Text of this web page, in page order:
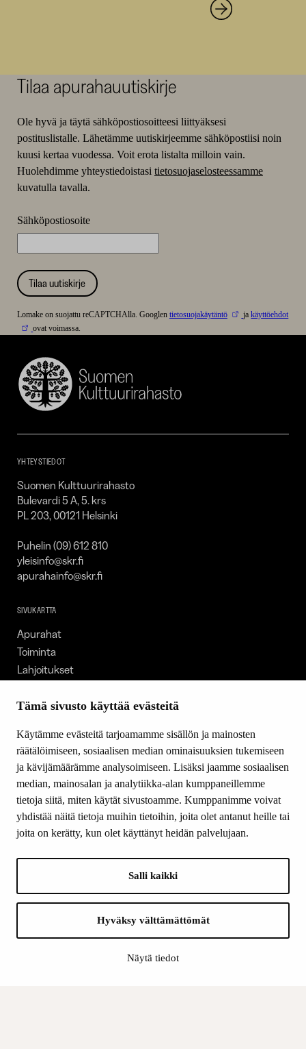
Tämä sivusto käyttää evästeitä
Käytämme evästeitä tarjoamamme sisällön ja mainosten
räätälöimiseen, sosiaalisen median ominaisuuksien tukemiseen
ja kävijämäärämme analysoimiseen. Lisäksi jaamme sosiaalisen
median, mainosalan ja analytiikka-alan kumppaneillemme
tietoja siitä, miten käytät sivustoamme. Kumppanimme voivat
yhdistää näitä tietoja muihin tietoihin, joita olet antanut heille tai
joita on kerätty, kun olet käyttänyt heidän palvelujaan.
Salli kaikki
Hyväksy välttämättömät
Näytä tiedot
Tilaa apurahauutiskirje
Ole hyvä ja täytä sähköpostiosoitteesi liittyäksesi
postituslistalle. Lähetämme uutiskirjeemme sähköpostiisi noin
kuusi kertaa vuodessa. Voit erota listalta milloin vain.
Huolehdimme yhteystiedoistasi tietosuojaselosteessamme
kuvatulla tavalla.
Sähköpostiosoite
Tilaa uutiskirje
Lomake on suojattu reCAPTCHAlla. Googlen tietosuojakäytäntö jakäyttöehdot
ovat voimassa.
Suomen
Kulttuurirahasto
YHTEYSTIEDOT
Suomen Kulttuurirahasto
Bulevardi 5 A, 5. krs
PL 203, 00121 Helsinki
Puhelin (09) 612 810
yleisinfo@skr.fi
apurahainfo@skr.fi
SIVUKARTTA
Apurahat
Toiminta
Lahjoitukset
Ajankohtaista
Yhteystiedot
SEURAA MEITÄ
Facebook
Instagram
LinkedIn
Suomen Kulttuurirahasto: